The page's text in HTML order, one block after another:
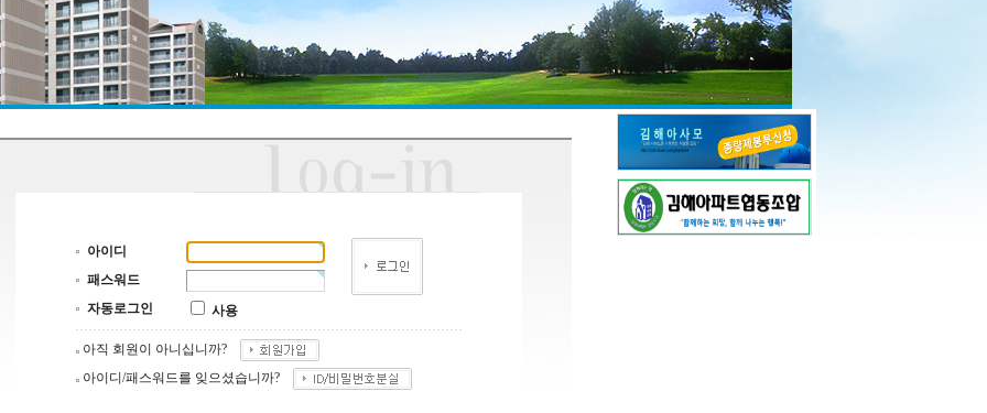
아이디
패스워드
자동로그인
사용
아직 회원이 아니십니까?
아이디/패스워드를 잊으셨습니까?